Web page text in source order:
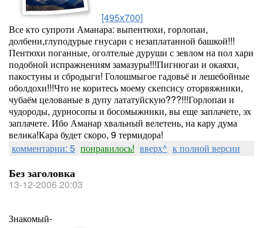
[495x700]
Все кто супроти Аманара: выпентюхи, горлопаи,
долбени,глуподурые гнусари с незаплатанной башкой!!!
Пентюхи поганные, оголтелые дуруши с зевлом на пол хари
подобной испражнениям замазуры!!!Пигнюгаи и окаяхи,
пакостуны и сбродыги! Голошмыгое гадовьё и лешебойные
оболдохи!!!Что не коритесь моему скепсису оторвяжники,
чубаём целованые в дупу лататуйскую???!!!Горлопаи и
чудороды, дурносопы и босомыжники, вы еще заплачете, эх
заплачете. Ибо Аманар хвальный велетень, на кару дума
велика!Кара будет скоро, 9 термидора!
комментарии: 5 понравилось! вверх^ к полной версии
Без заголовка
13-12-2006 20:03
Знакомый-